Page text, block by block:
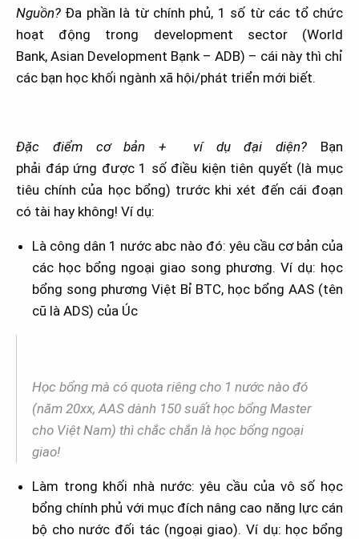
Nguồn? Đa phần là từ chính phủ, 1 số từ các tổ chức
hoạt động trong development sector (World
Bank, Asian Development Bạnk – ADB) – cái này thì chỉ
các bạn học khối ngành xã hội/phát triển mới biết.
Đặc điểm cơ bản + ví dụ đại diện? Bạn
phải đáp ứng được 1 số điều kiện tiên quyết (là mục
tiêu chính của học bổng) trước khi xét đến cái đoạn
có tài hay không! Ví dụ:
Là công dân 1 nước abc nào đó: yêu cầu cơ bản của
các học bổng ngoại giao song phương. Ví dụ: học
bổng song phương Việt Bỉ BTC, học bổng AAS (tên
cũ là ADS) của Úc
Học bổng mà có quota riêng cho 1 nước nào đó
(năm 20xx, AAS dành 150 suất học bổng Master
cho Việt Nam) thì chắc chắn là học bổng ngoại
giao!
Làm trong khối nhà nước: yêu cầu của vô số học
bổng chính phủ với mục đích nâng cao năng lực cán
bộ cho nước đối tác (ngoại giao). Ví dụ: học bổng